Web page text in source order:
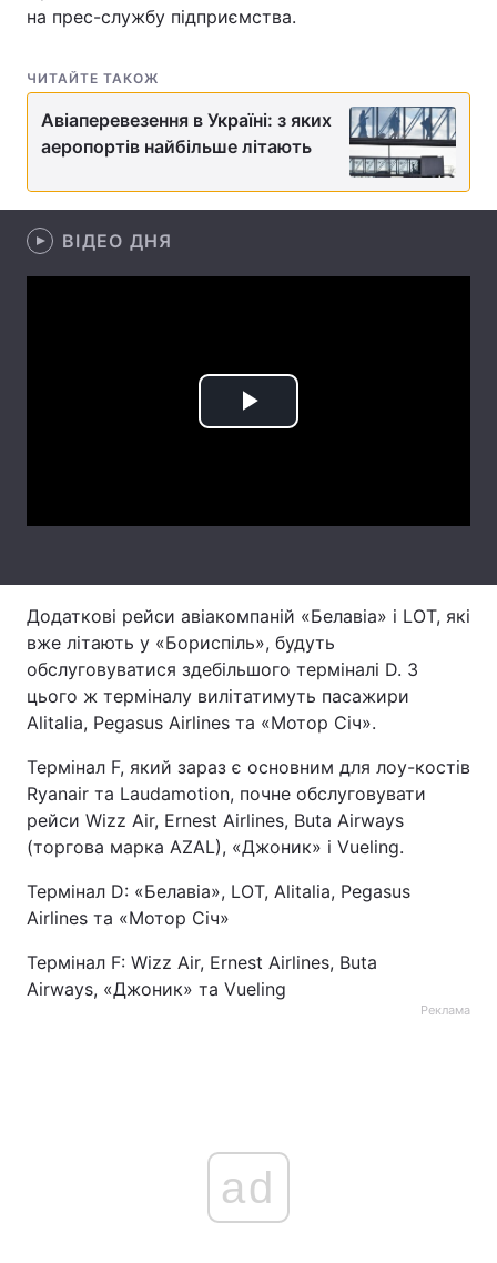
Спорт Наука
Зброя Інциденти
Здоров'я
Цікавинки Погода
Екологія
Статті
Думки
Тема оформлення
на прес-службу підприємства.
ЧИТАЙТЕ ТАКОЖ
Авіаперевезення в Україні: з яких
аеропортів найбільше літають
ВІДЕО ДНЯ
Play
Додаткові рейси авіакомпаній «Белавіа» і LOT, які
вже літають у «Бориспіль», будуть
обслуговуватися здебільшого терміналі D. З
цього ж терміналу вилітатимуть пасажири
Alitalia, Pegasus Airlines та «Мотор Січ».
Термінал F, який зараз є основним для лоу-костів
Ryanair та Laudamotion, почне обслуговувати
рейси Wizz Air, Ernest Airlines, Buta Airways
(торгова марка AZAL), «Джоник» і Vueling.
Термінал D: «Белавіа», LOT, Alitalia, Pegasus
Airlines та «Мотор Січ»
Термінал F: Wizz Air, Ernest Airlines, Buta
Airways, «Джоник» та Vueling
Реклама
ad